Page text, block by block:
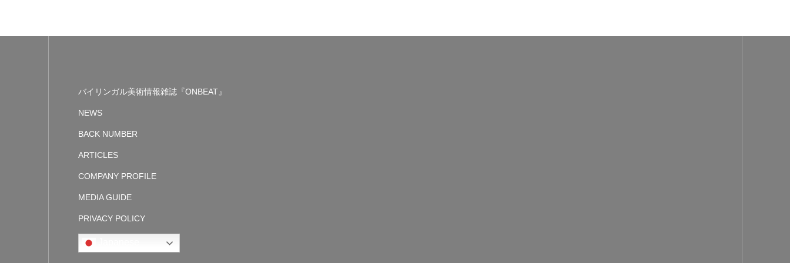
バイリンガル美術情報雑誌『ONBEAT』
NEWS
BACK NUMBER
ARTICLES
COMPANY PROFILE
MEDIA GUIDE
PRIVACY POLICY